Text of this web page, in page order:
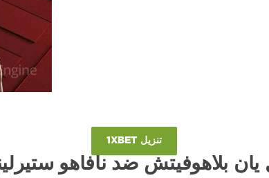
تنزيل 1XBET
يان بلاهوفيتش ضد نافاهو